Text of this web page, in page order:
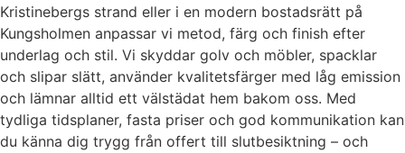
Kristinebergs strand eller i en modern bostadsrätt på
Kungsholmen anpassar vi metod, färg och finish efter
underlag och stil. Vi skyddar golv och möbler, spacklar
och slipar slätt, använder kvalitetsfärger med låg emission
och lämnar alltid ett välstädat hem bakom oss. Med
tydliga tidsplaner, fasta priser och god kommunikation kan
du känna dig trygg från offert till slutbesiktning – och